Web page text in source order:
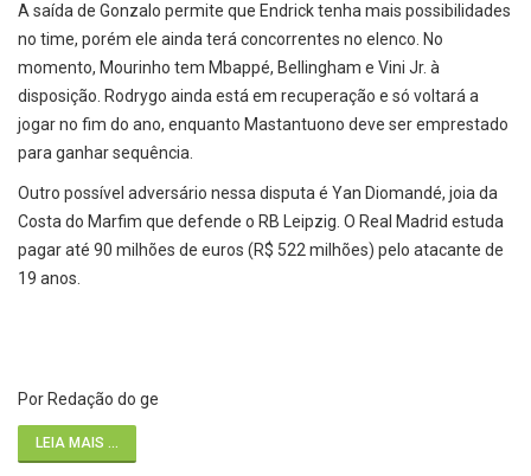
A saída de Gonzalo permite que Endrick tenha mais possibilidades
no time, porém ele ainda terá concorrentes no elenco. No
momento, Mourinho tem Mbappé, Bellingham e Vini Jr. à
disposição. Rodrygo ainda está em recuperação e só voltará a
jogar no fim do ano, enquanto Mastantuono deve ser emprestado
para ganhar sequência.
Outro possível adversário nessa disputa é Yan Diomandé, joia da
Costa do Marfim que defende o RB Leipzig. O Real Madrid estuda
pagar até 90 milhões de euros (R$ 522 milhões) pelo atacante de
19 anos.
Por Redação do ge
LEIA MAIS ...